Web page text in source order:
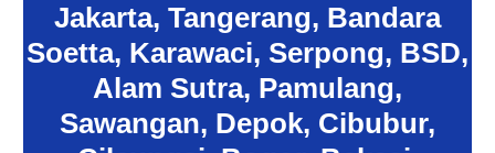
Jakarta, Tangerang, Bandara
Soetta, Karawaci, Serpong, BSD,
Alam Sutra, Pamulang,
Sawangan, Depok, Cibubur,